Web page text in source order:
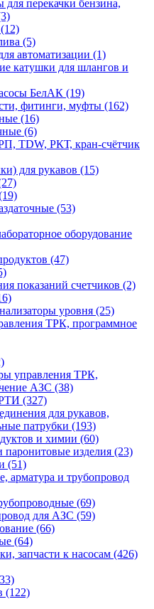
перекачки бензина,
(5)
автоматизации (1)
катушки для шлангов и
БелАК (19)
фитинги, муфты (162)
(16)
(6)
TDW, РКТ, кран-счётчик
для рукавов (15)
(53)
оборудование
(47)
показаний счетчиков (2)
уровня (25)
ТРК, программное
управления ТРК,
АЗС (38)
(327)
для рукавов,
патрубки (193)
и химии (60)
паронитовые изделия (23)
(51)
арматура и трубопровод
(69)
для АЗС (59)
(66)
(64)
запчасти к насосам (426)
(122)